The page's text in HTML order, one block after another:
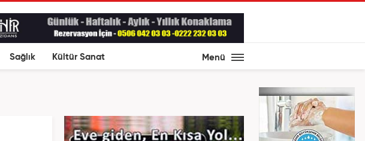
Sağlık Kültür Sanat Menü